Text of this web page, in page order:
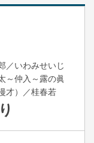
／いわみせいじ
～仲入～露の眞
才）／桂春若